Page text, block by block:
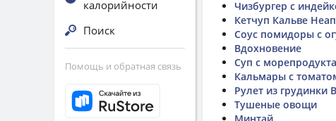
Чизбургер с
Кетчуп Кальве
Соус помидоры с
Вдохновение
Суп с
Кальмары с
Рулет из грудинки
Тушеные овощи
калорийности
Поиск
Помощь и обратная связь